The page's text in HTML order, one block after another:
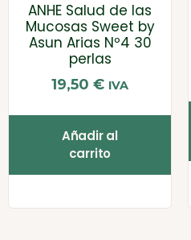
ANHE Salud de las
Mucosas Sweet by
Asun Arias Nº4 30
perlas
19,50 € IVA
Añadir al
carrito